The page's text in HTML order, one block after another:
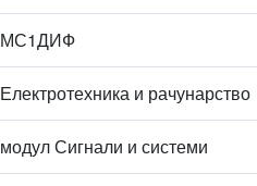
МС1ДИФ
Електротехника и рачунарство
модул Сигнали и системи